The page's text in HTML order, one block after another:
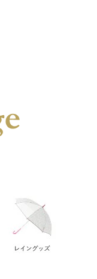
が安い順 価格が高い順